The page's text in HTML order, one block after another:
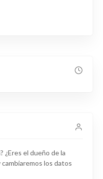
¿Eres el dueño de la
los datos